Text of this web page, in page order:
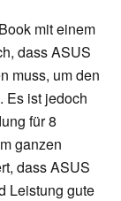
mit einem
dass ASUS
muss, um den
Es ist jedoch
für 8
ganzen
dass ASUS
Leistung gute